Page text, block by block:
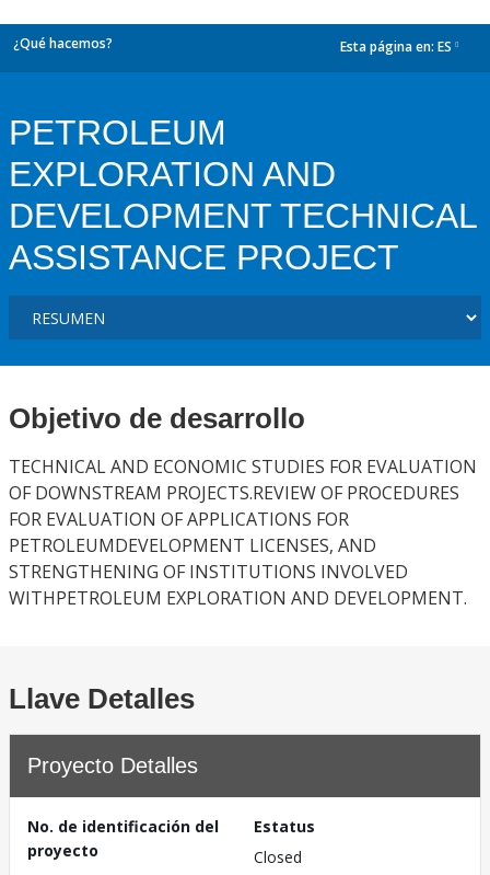
¿Qué hacemos? Esta página en: ES
PETROLEUM
EXPLORATION AND
DEVELOPMENT TECHNICAL
ASSISTANCE PROJECT
Objetivo de desarrollo
TECHNICAL AND ECONOMIC STUDIES FOR EVALUATION
OF DOWNSTREAM PROJECTS.REVIEW OF PROCEDURES
FOR EVALUATION OF APPLICATIONS FOR
PETROLEUMDEVELOPMENT LICENSES, AND
STRENGTHENING OF INSTITUTIONS INVOLVED
WITHPETROLEUM EXPLORATION AND DEVELOPMENT.
Llave Detalles
Proyecto Detalles
No. de identificación del
proyecto
Estatus
Closed